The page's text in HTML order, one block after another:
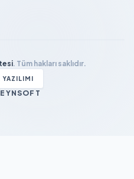
. Tüm hakları saklıdır.
YAZILIMI